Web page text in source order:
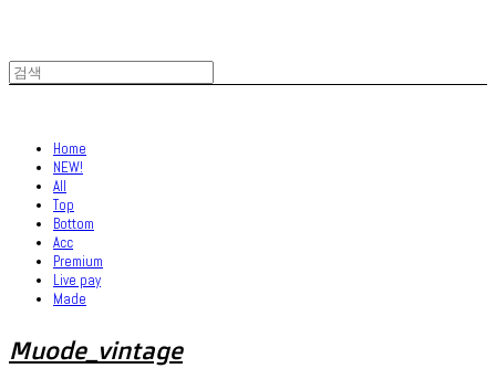
Home
NEW!
All
Top
Bottom
Acc
Premium
Live pay
Made
Muode_vintage